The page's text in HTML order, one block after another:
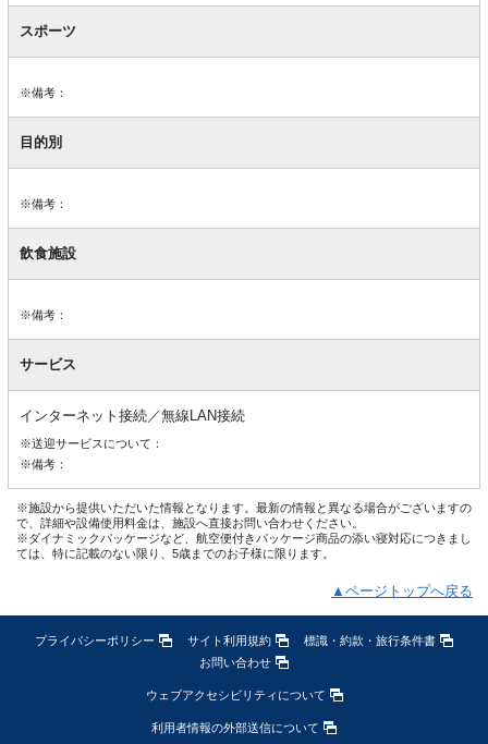
スポーツ
※備考：
目的別
※備考：
飲食施設
※備考：
サービス
インターネット接続／無線LAN接続
※送迎サービスについて：
※備考：
※施設から提供いただいた情報となります。最新の情報と異なる場合がございますの
で、詳細や設備使用料金は、施設へ直接お問い合わせください。
※ダイナミックパッケージなど、航空便付きパッケージ商品の添い寝対応につきまし
ては、特に記載のない限り、5歳までのお子様に限ります。
▲ページトップへ戻る
プライバシーポリシー サイト利用規約
標識・約款・旅行条件書
お問い合わせ
ウェブアクセシビリティについて
利用者情報の外部送信について